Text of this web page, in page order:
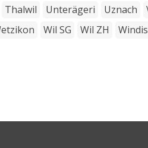
Thalwil Unterägeri Uznach
Wil SG Wil ZH